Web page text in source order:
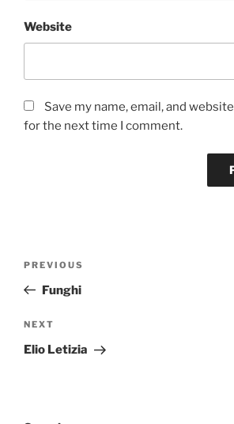
Website
Save my name, email, and
for the next time I comment.
Previous
Post
PREVIOUS
Funghi
Next
Post
NEXT
Elio Letizia